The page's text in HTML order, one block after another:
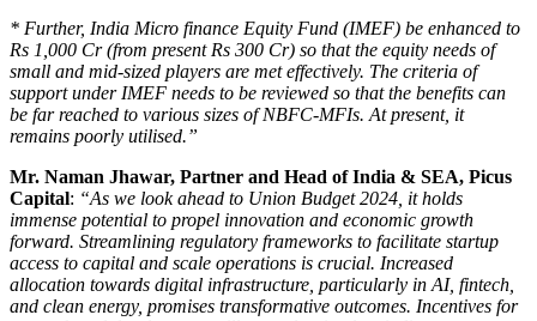
* Further, India Micro finance Equity Fund (IMEF) be enhanced to
Rs 1,000 Cr (from present Rs 300 Cr) so that the equity needs of
small and mid-sized players are met effectively. The criteria of
support under IMEF needs to be reviewed so that the benefits can
be far reached to various sizes of NBFC-MFIs. At present, it
remains poorly utilised.”
Mr. Naman Jhawar, Partner and Head of India & SEA, Picus
Capital: “As we look ahead to Union Budget 2024, it holds
immense potential to propel innovation and economic growth
forward. Streamlining regulatory frameworks to facilitate startup
access to capital and scale operations is crucial. Increased
allocation towards digital infrastructure, particularly in AI, fintech,
and clean energy, promises transformative outcomes. Incentives for